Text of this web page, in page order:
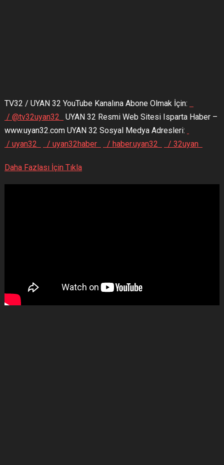
TV32 / UYAN 32 YouTube Kanalına Abone Olmak İçin:
/ @tv32uyan32
UYAN 32 Resmi Web Sitesi Isparta Haber –
www.uyan32.com UYAN 32 Sosyal Medya Adresleri:
/ uyan32
/ uyan32haber / haber.uyan32 / 32uyan
Daha Fazlası İçin Tıkla